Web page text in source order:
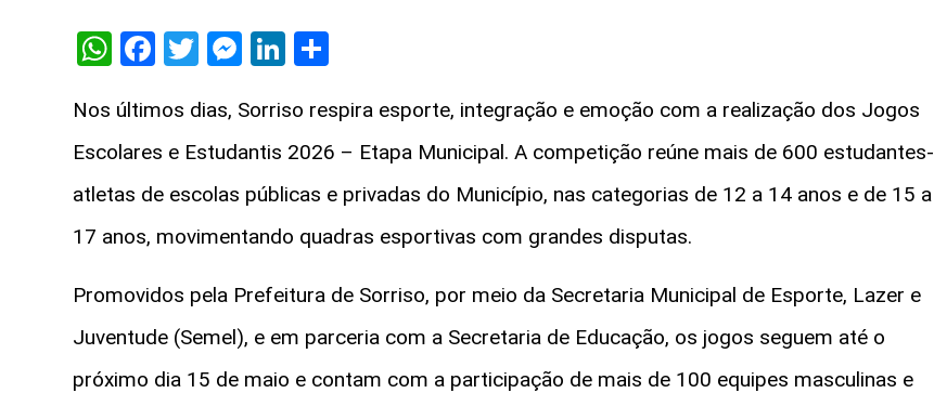
WhatsApp
Facebook
TwitterMessenger
LinkedIn
Nos últimos dias, Sorriso respira esporte, integração e emoção com a realização dos Jogos
Escolares e Estudantis 2026 – Etapa Municipal. A competição reúne mais de 600 estudantes-
atletas de escolas públicas e privadas do Município, nas categorias de 12 a 14 anos e de 15 a
17 anos, movimentando quadras esportivas com grandes disputas.
Promovidos pela Prefeitura de Sorriso, por meio da Secretaria Municipal de Esporte, Lazer e
Juventude (Semel), e em parceria com a Secretaria de Educação, os jogos seguem até o
próximo dia 15 de maio e contam com a participação de mais de 100 equipes masculinas e